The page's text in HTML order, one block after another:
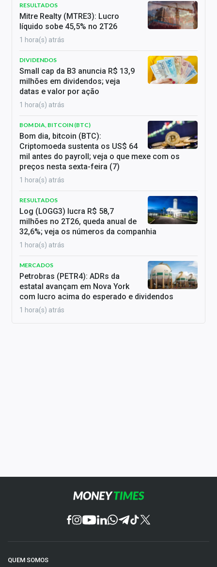
RESULTADOS
Mitre Realty (MTRE3): Lucro
líquido sobe 45,5% no 2T26
1 hora(s) atrás
DIVIDENDOS
Small cap da B3 anuncia R$ 13,9
milhões em dividendos; veja
datas e valor por ação
1 hora(s) atrás
BOM DIA, BITCOIN (BTC)
Bom dia, bitcoin (BTC):
Criptomoeda sustenta os US$ 64
mil antes do payroll; veja o que mexe com os
preços nesta sexta-feira (7)
1 hora(s) atrás
RESULTADOS
Log (LOGG3) lucra R$ 58,7
milhões no 2T26, queda anual de
32,6%; veja os números da companhia
1 hora(s) atrás
MERCADOS
Petrobras (PETR4): ADRs da
estatal avançam em Nova York
com lucro acima do esperado e dividendos
1 hora(s) atrás
QUEM SOMOS